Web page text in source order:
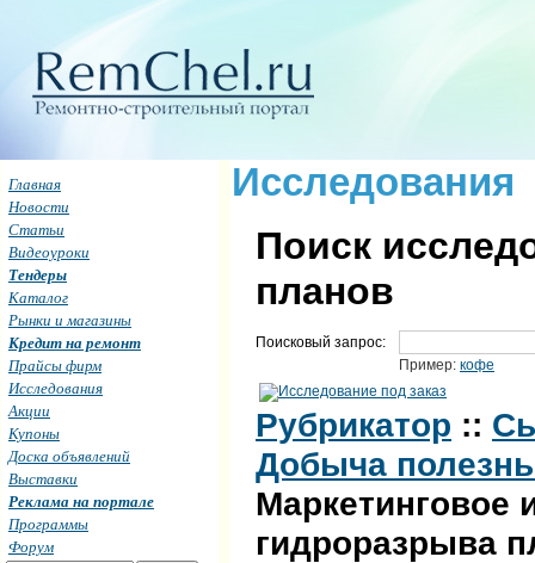
Исследования
Поиск
планов
Поисковый запрос:
Пример: кофе
Рубрикатор ::
Добыча
Маркетинговое
гидроразрыва
Главная
Новости
Статьи
Видеоуроки
Тендеры
Каталог
Рынки и магазины
Кредит на ремонт
Прайсы фирм
Исследования
Акции
Купоны
Доска объявлений
Выставки
Реклама на портале
Программы
Форум